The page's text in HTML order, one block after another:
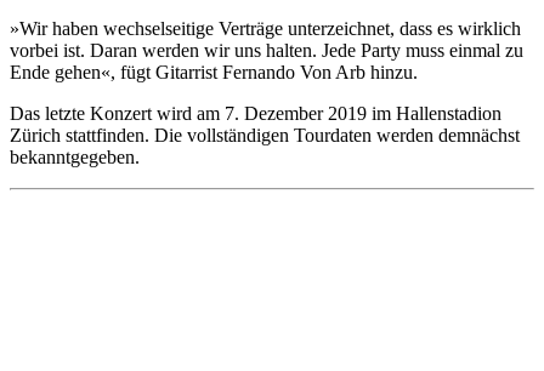
»Wir haben wechselseitige Verträge unterzeichnet, dass es wirklich
vorbei ist. Daran werden wir uns halten. Jede Party muss einmal zu
Ende gehen«, fügt Gitarrist Fernando Von Arb hinzu.
Das letzte Konzert wird am 7. Dezember 2019 im Hallenstadion
Zürich stattfinden. Die vollständigen Tourdaten werden demnächst
bekanntgegeben.